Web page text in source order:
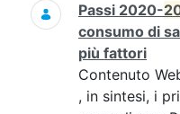
Passi 2020-
consumo di
più fattori
Contenuto
, in sintesi, i